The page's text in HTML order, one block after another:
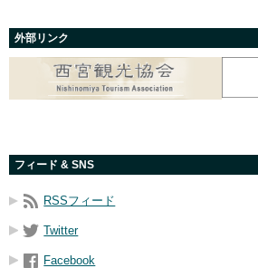
外部リンク
フィード & SNS
RSSフィード
Twitter
Facebook